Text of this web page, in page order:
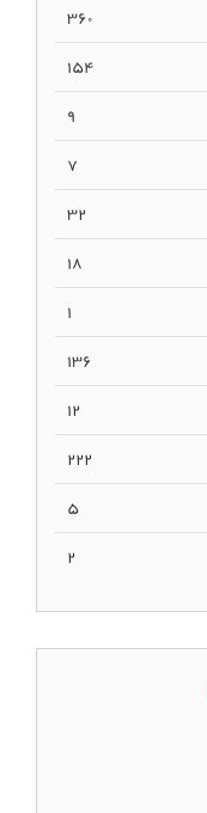
360
154
9
7
32
18
1
136
12
222
5
2